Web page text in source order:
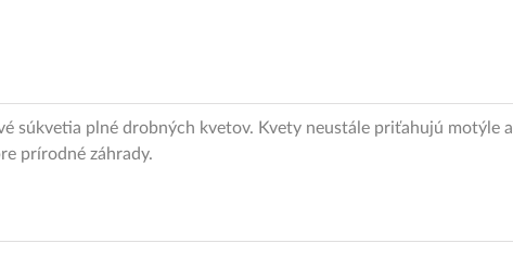
súkvetia plné drobných kvetov. Kvety neustále priťahujú motýle a
prírodné záhrady.